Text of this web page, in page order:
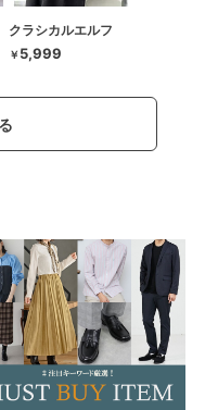
クラシカルエルフ
￥ 5,999